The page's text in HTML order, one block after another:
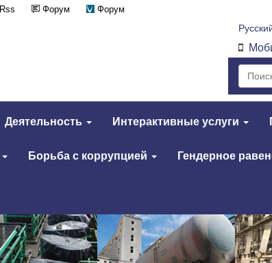
Rss Форум
Форум
Деятельность Интерактивные услуги
Борьба с коррупцией Гендерное